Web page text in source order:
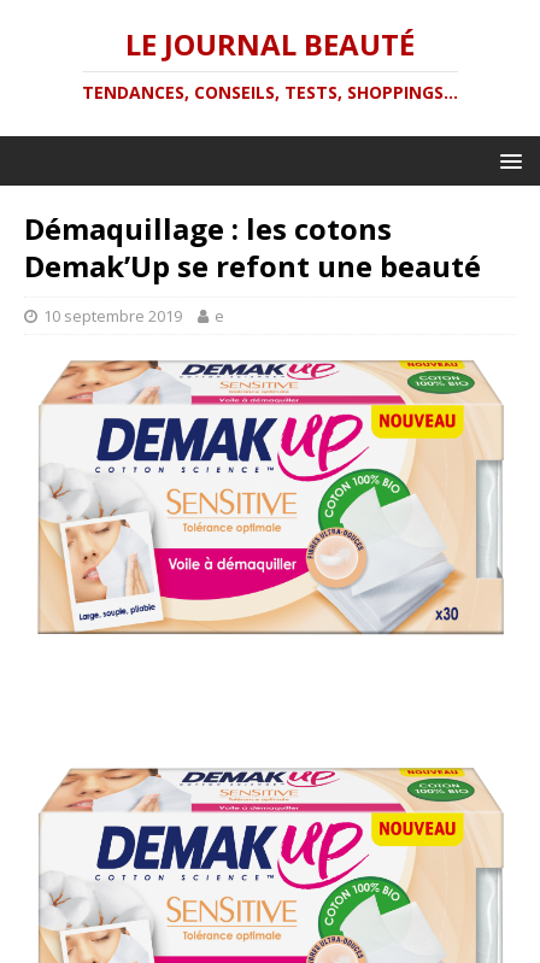
LE JOURNAL BEAUTÉ
TENDANCES, CONSEILS, TESTS, SHOPPINGS...
Démaquillage : les cotons
Demak’Up se refont une beauté
10 septembre 2019 e